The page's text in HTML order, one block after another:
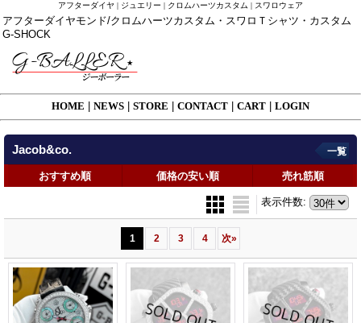
アフターダイヤ | ジュエリー | クロムハーツカスタム | スワロウェア
アフターダイヤモンド/クロムハーツカスタム・スワロＴシャツ・カスタム
G-SHOCK
HOME NEWS STORE CONTACT CART LOGIN
Jacob&co. 一覧
おすすめ順 価格の安い順 売れ筋順
表示件数:
1 2 3 4 次»